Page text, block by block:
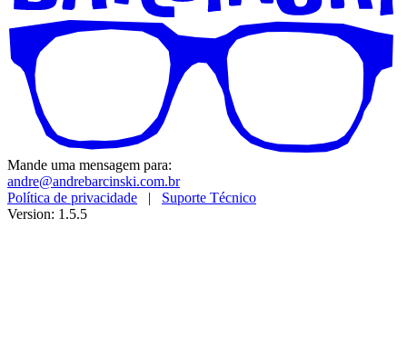
Mande uma mensagem para:
andre@andrebarcinski.com.br
Política de privacidade | Suporte Técnico
Version: 1.5.5